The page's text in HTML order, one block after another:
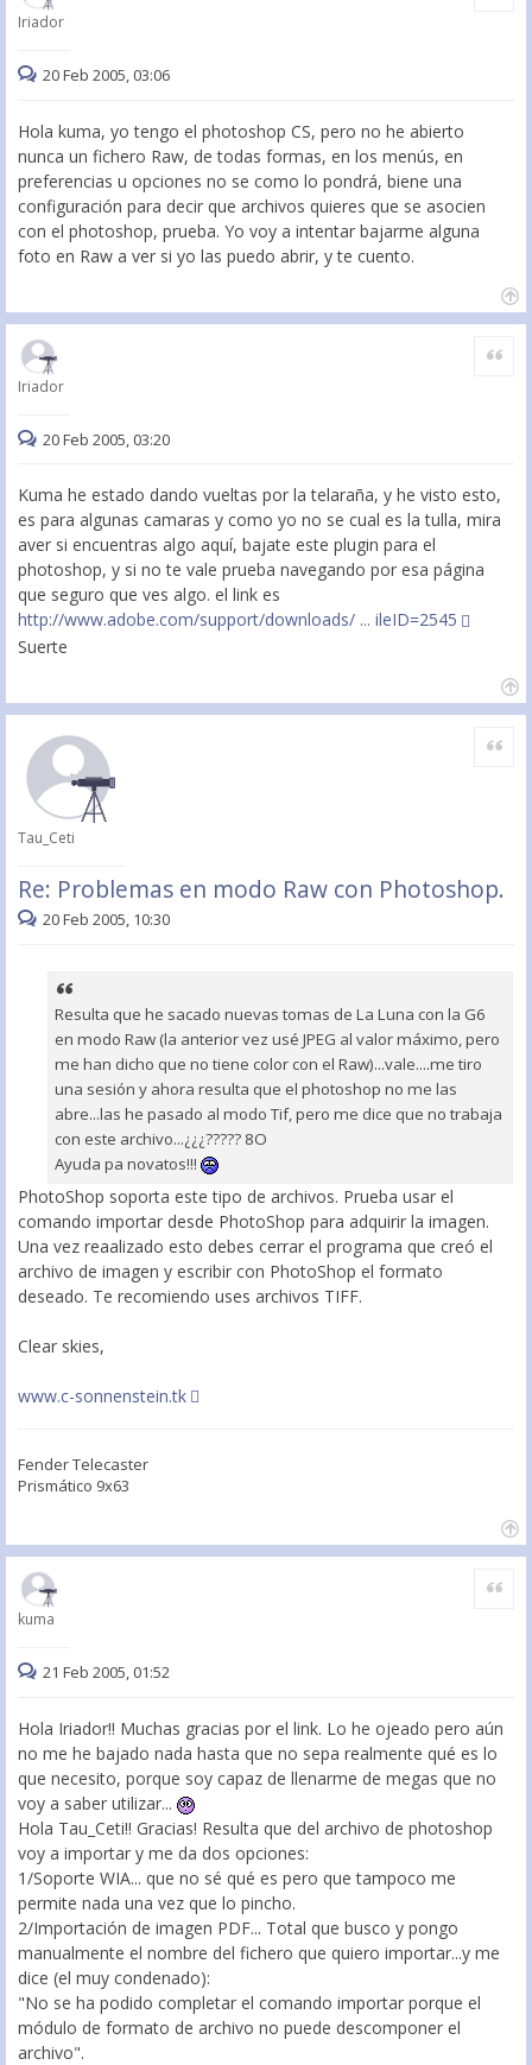
Iriador
20 Feb 2005, 03:06
Hola kuma, yo tengo el photoshop CS, pero no he abierto
nunca un fichero Raw, de todas formas, en los menús, en
preferencias u opciones no se como lo pondrá, biene una
configuración para decir que archivos quieres que se asocien
con el photoshop, prueba. Yo voy a intentar bajarme alguna
foto en Raw a ver si yo las puedo abrir, y te cuento.
Iriador
Citar
20 Feb 2005, 03:20
Kuma he estado dando vueltas por la telaraña, y he visto esto,
es para algunas camaras y como yo no se cual es la tulla, mira
aver si encuentras algo aquí, bajate este plugin para el
photoshop, y si no te vale prueba navegando por esa página
que seguro que ves algo. el link es
http://www.adobe.com/support/downloads/ ... ileID=2545
Suerte
Tau_Ceti
Re: Problemas en modo Raw con Photoshop.
Citar
20 Feb 2005, 10:30
Resulta que he sacado nuevas tomas de La Luna con la G6
en modo Raw (la anterior vez usé JPEG al valor máximo, pero
me han dicho que no tiene color con el Raw)...vale....me tiro
una sesión y ahora resulta que el photoshop no me las
abre...las he pasado al modo Tif, pero me dice que no trabaja
con este archivo...¿¿¿????? 8O
Ayuda pa novatos!!!
PhotoShop soporta este tipo de archivos. Prueba usar el
comando importar desde PhotoShop para adquirir la imagen.
Una vez reaalizado esto debes cerrar el programa que creó el
archivo de imagen y escribir con PhotoShop el formato
deseado. Te recomiendo uses archivos TIFF.
Clear skies,
www.c-sonnenstein.tk
Fender Telecaster
Prismático 9x63
kuma
Citar
21 Feb 2005, 01:52
Hola Iriador!! Muchas gracias por el link. Lo he ojeado pero aún
no me he bajado nada hasta que no sepa realmente qué es lo
que necesito, porque soy capaz de llenarme de megas que no
voy a saber utilizar...
Hola Tau_Ceti!! Gracias! Resulta que del archivo de photoshop
voy a importar y me da dos opciones:
1/Soporte WIA... que no sé qué es pero que tampoco me
permite nada una vez que lo pincho.
2/Importación de imagen PDF... Total que busco y pongo
manualmente el nombre del fichero que quiero importar...y me
dice (el muy condenado):
"No se ha podido completar el comando importar porque el
módulo de formato de archivo no puede descomponer el
archivo".